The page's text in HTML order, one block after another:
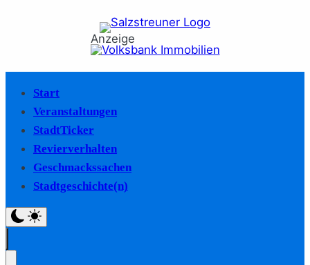
Anzeige
Start
Veranstaltungen
StadtTicker
Revierverhalten
Geschmackssachen
Stadtgeschichte(n)